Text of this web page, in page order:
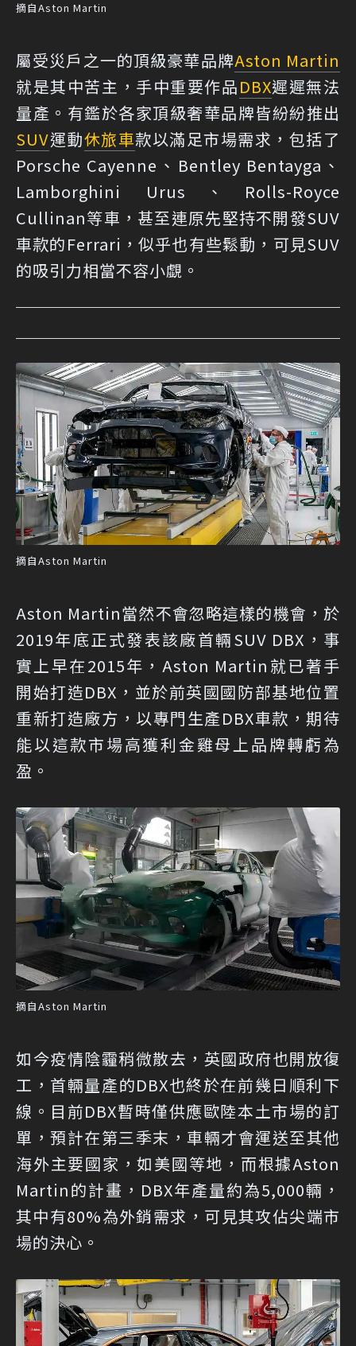
摘自Aston Martin
屬受災戶之一的頂級豪華品牌Aston Martin
就是其中苦主，手中重要作品DBX遲遲無法
量產。有鑑於各家頂級奢華品牌皆紛紛推出
SUV運動休旅車款以滿足市場需求，包括了
Porsche Cayenne、Bentley Bentayga、
Lamborghini Urus、Rolls-Royce
Cullinan等車，甚至連原先堅持不開發SUV
車款的Ferrari，似乎也有些鬆動，可見SUV
的吸引力相當不容小覷。
摘自Aston Martin
Aston Martin當然不會忽略這樣的機會，於
2019年底正式發表該廠首輛SUV DBX，事
實上早在2015年，Aston Martin就已著手
開始打造DBX，並於前英國國防部基地位置
重新打造廠方，以專門生產DBX車款，期待
能以這款市場高獲利金雞母上品牌轉虧為
盈。
摘自Aston Martin
如今疫情陰霾稍微散去，英國政府也開放復
工，首輛量產的DBX也終於在前幾日順利下
線。目前DBX暫時僅供應歐陸本土市場的訂
單，預計在第三季末，車輛才會運送至其他
海外主要國家，如美國等地，而根據Aston
Martin的計畫，DBX年產量約為5,000輛，
其中有80%為外銷需求，可見其攻佔尖端市
場的決心。